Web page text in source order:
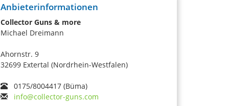
Anbieterinformationen
Collector Guns & more
Michael Dreimann
Ahornstr. 9
32699 Extertal (Nordrhein-Westfalen)
0175/8004417 (Büma)
info@collector-guns.com